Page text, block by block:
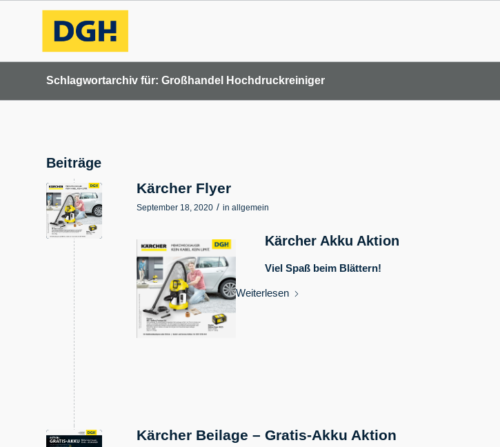
Schlagwortarchiv für: Großhandel Hochdruckreiniger
Beiträge
Kärcher Flyer
September 18, 2020 / in allgemein
Kärcher Akku Aktion
Viel Spaß beim Blättern!
Weiterlesen
Kärcher Beilage – Gratis-Akku Aktion